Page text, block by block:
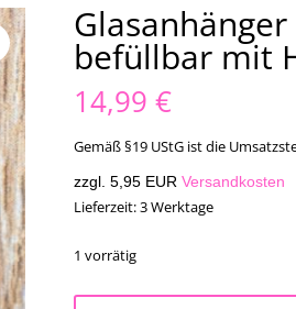
befüllbar mit
14,99 €
Gemäß §19 UStG ist die
zzgl. 5,95 EUR Versandkosten
Lieferzeit:3 Werktage
1 vorrätig